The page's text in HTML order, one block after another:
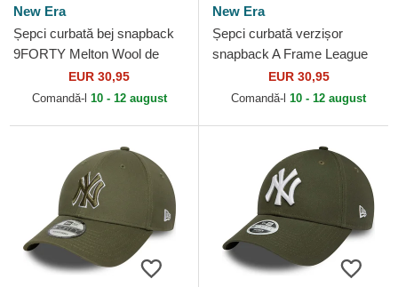
New Era
Șepci curbată bej snapback
9FORTY Melton Wool de
New York Yankees MLB de
New Era
EUR 30,95
Comandă-l 10 - 12 august
New Era
Șepci curbată verzișor
snapback A Frame League
Essential de New York
Yankees MLB de New Era
EUR 30,95
Comandă-l 10 - 12 august